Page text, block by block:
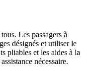
Les passagers à
désignés et utiliser le
pliables et les aides à la
nécessaire.